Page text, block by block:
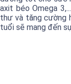
axit béo Omega
thư và tăng cường
tuổi sẽ mang đến